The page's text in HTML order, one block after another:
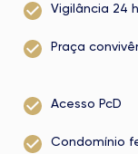
Vigilância 24
Praça
Acesso PcD
Condomínio